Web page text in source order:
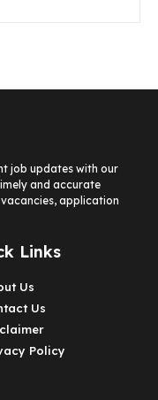
job updates with our
and accurate
application
Links
Us
Us
Policy